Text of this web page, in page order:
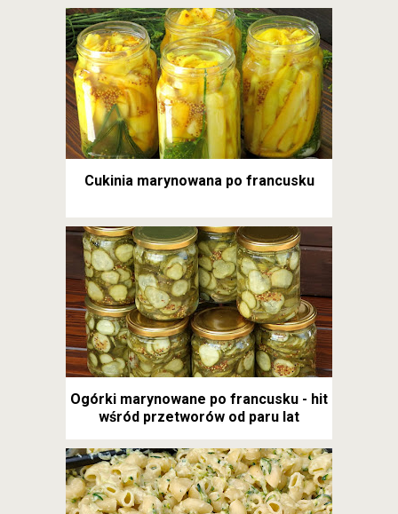
Cukinia marynowana po francusku
Ogórki marynowane po francusku - hit
wśród przetworów od paru lat